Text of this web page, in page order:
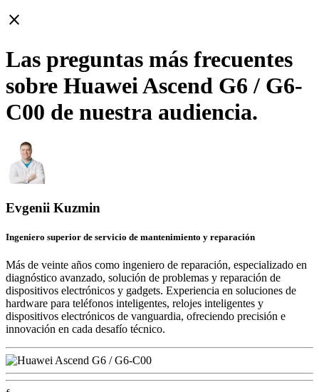
close
Las preguntas más frecuentes
sobre Huawei Ascend G6 / G6-
C00 de nuestra audiencia.
Evgenii Kuzmin
Ingeniero superior de servicio de mantenimiento y reparación
Más de veinte años como ingeniero de reparación, especializado en
diagnóstico avanzado, solución de problemas y reparación de
dispositivos electrónicos y gadgets. Experiencia en soluciones de
hardware para teléfonos inteligentes, relojes inteligentes y
dispositivos electrónicos de vanguardia, ofreciendo precisión e
innovación en cada desafío técnico.